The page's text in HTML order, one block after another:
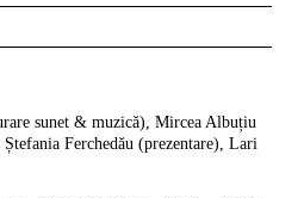
sunet & muzică), Mircea Albuțiu
Ferchedău (prezentare), Lari